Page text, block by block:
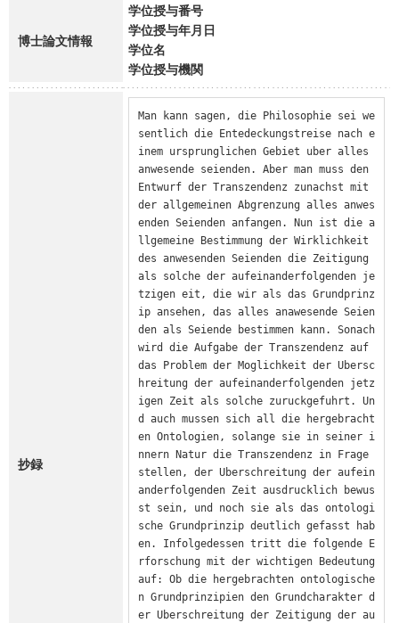
博士論文情報
学位授与番号
学位授与年月日
学位名
学位授与機関
抄録
Man kann sagen, die Philosophie sei we
sentlich die Entedeckungstreise nach e
inem ursprunglichen Gebiet uber alles
anwesende seienden. Aber man muss den
Entwurf der Transzendenz zunachst mit
der allgemeinen Abgrenzung alles anwes
enden Seienden anfangen. Nun ist die a
llgemeine Bestimmung der Wirklichkeit
des anwesenden Seienden die Zeitigung
als solche der aufeinanderfolgenden je
tzigen eit, die wir als das Grundprinz
ip ansehen, das alles anawesende Seien
den als Seiende bestimmen kann. Sonach
wird die Aufgabe der Transzendenz auf
das Problem der Moglichkeit der Ubersc
hreitung der aufeinanderfolgenden jetz
igen Zeit als solche zuruckgefuhrt. Un
d auch mussen sich all die hergebracht
en Ontologien, solange sie in seiner i
nnern Natur die Transzendenz in Frage
stellen, der Uberschreitung der aufein
anderfolgenden Zeit ausdrucklich bewus
st sein, und noch sie als das ontologi
sche Grundprinzip deutlich gefasst hab
en. Infolgedessen tritt die folgende E
rforschung mit der wichtigen Bedeutung
auf: Ob die hergebrachten ontologische
n Grundprinzipien den Grundcharakter d
er Uberschreitung der Zeitigung der au